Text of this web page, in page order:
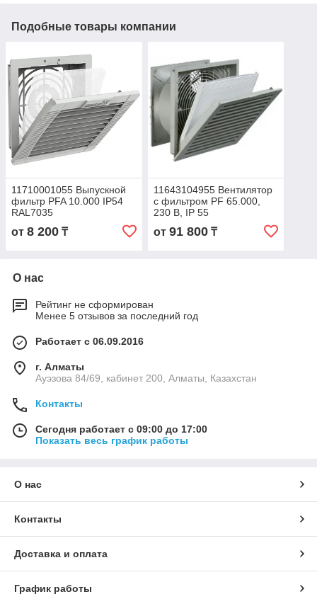
Подобные товары компании
11710001055 Выпускной
фильтр PFA 10.000 IP54
RAL7035
от 8 200 ₸
11643104955 Вентилятор
с фильтром PF 65.000,
230 В, IP 55
от 91 800₸
О нас
Рейтинг не сформирован
Менее 5 отзывов за последний год
Работает с 06.09.2016
г. Алматы
Ауэзова 84/69, кабинет 200, Алматы, Казахстан
Контакты
Сегодня работает с 09:00 до 17:00
Показать весь график работы
О нас
Контакты
Доставка и оплата
График работы